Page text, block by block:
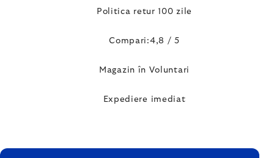
Politica retur 100 zile
Compari:4,8 / 5
Magazin în Voluntari
Expediere imediat
SUBSOL